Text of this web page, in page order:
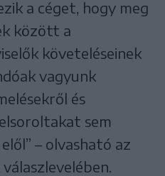
a céget, hogy meg
között a
követeléseinek
vagyunk
és
sem
– olvasható az